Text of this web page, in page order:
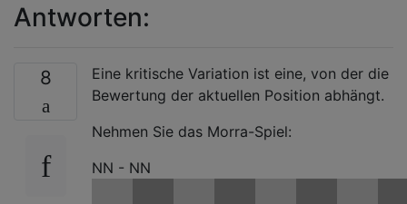
Antworten:
8
Eine kritische Variation ist eine, von der die
Bewertung der aktuellen Position abhängt.
Nehmen Sie das Morra-Spiel:
NN - NN